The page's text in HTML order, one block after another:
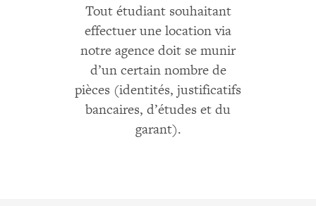
Tout étudiant souhaitant
effectuer une location via
notre agence doit se munir
d’un certain nombre de
pièces (identités, justificatifs
bancaires, d’études et du
garant).